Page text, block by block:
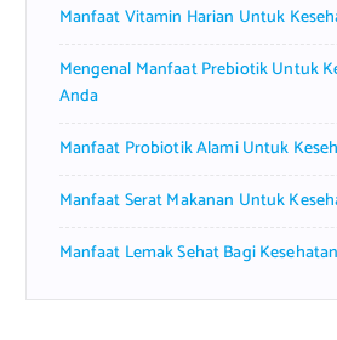
:Manfaat Vitamin Harian Untuk
Mengenal Manfaat Prebiotik Untuk
Anda
Manfaat Probiotik Alami Untuk
Manfaat Serat Makanan Untuk
Manfaat Lemak Sehat Bagi